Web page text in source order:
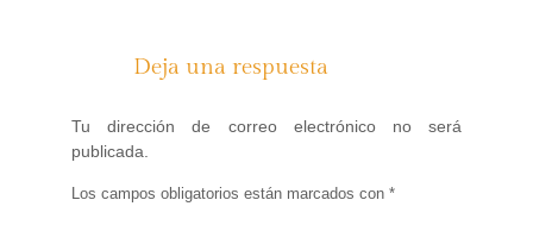
Deja una respuesta
Tu dirección de correo electrónico no será
publicada.
Los campos obligatorios están marcados con *